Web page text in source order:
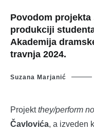
Povodom projekta
produkciji
Akademija
travnja 2024.
Suzana Marjanić
Projektthey/perform
Čavlovića, a izveden